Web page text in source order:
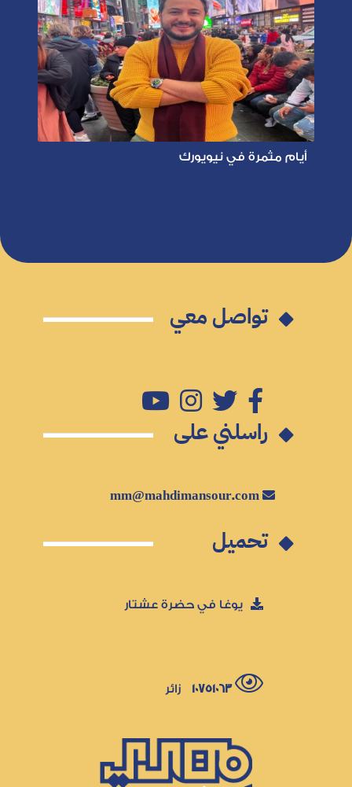
أيام مثمرة في نيويورك
تواصل معي
راسلني على
تحميل
يوغا في حضرة عشتار
10751063 زائر